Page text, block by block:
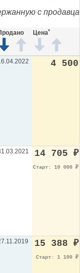
с продавца
Цена*
4 500
14 705 ₽
Старт: 10 000 ₽
15 388 ₽
Старт: 1 100 ₽